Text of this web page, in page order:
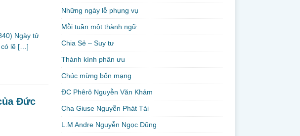
Ngày tử
lẽ […]
Đức
Những ngày lễ phụng vụ
Mỗi tuần một thành ngữ
Chia Sẻ – Suy tư
Thành kính phân ưu
Chúc mừng bổn mạng
ĐC Phêrô Nguyễn Văn Khảm
Cha Giuse Nguyễn Phát Tài
L.M Andre Nguyễn Ngọc Dũng